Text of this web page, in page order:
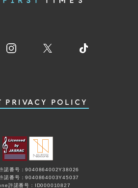
PRIVACY POLICY
諾番号：9040864002Y38026
諾番号：9040864003Y45037
許諾番号：ID000010827